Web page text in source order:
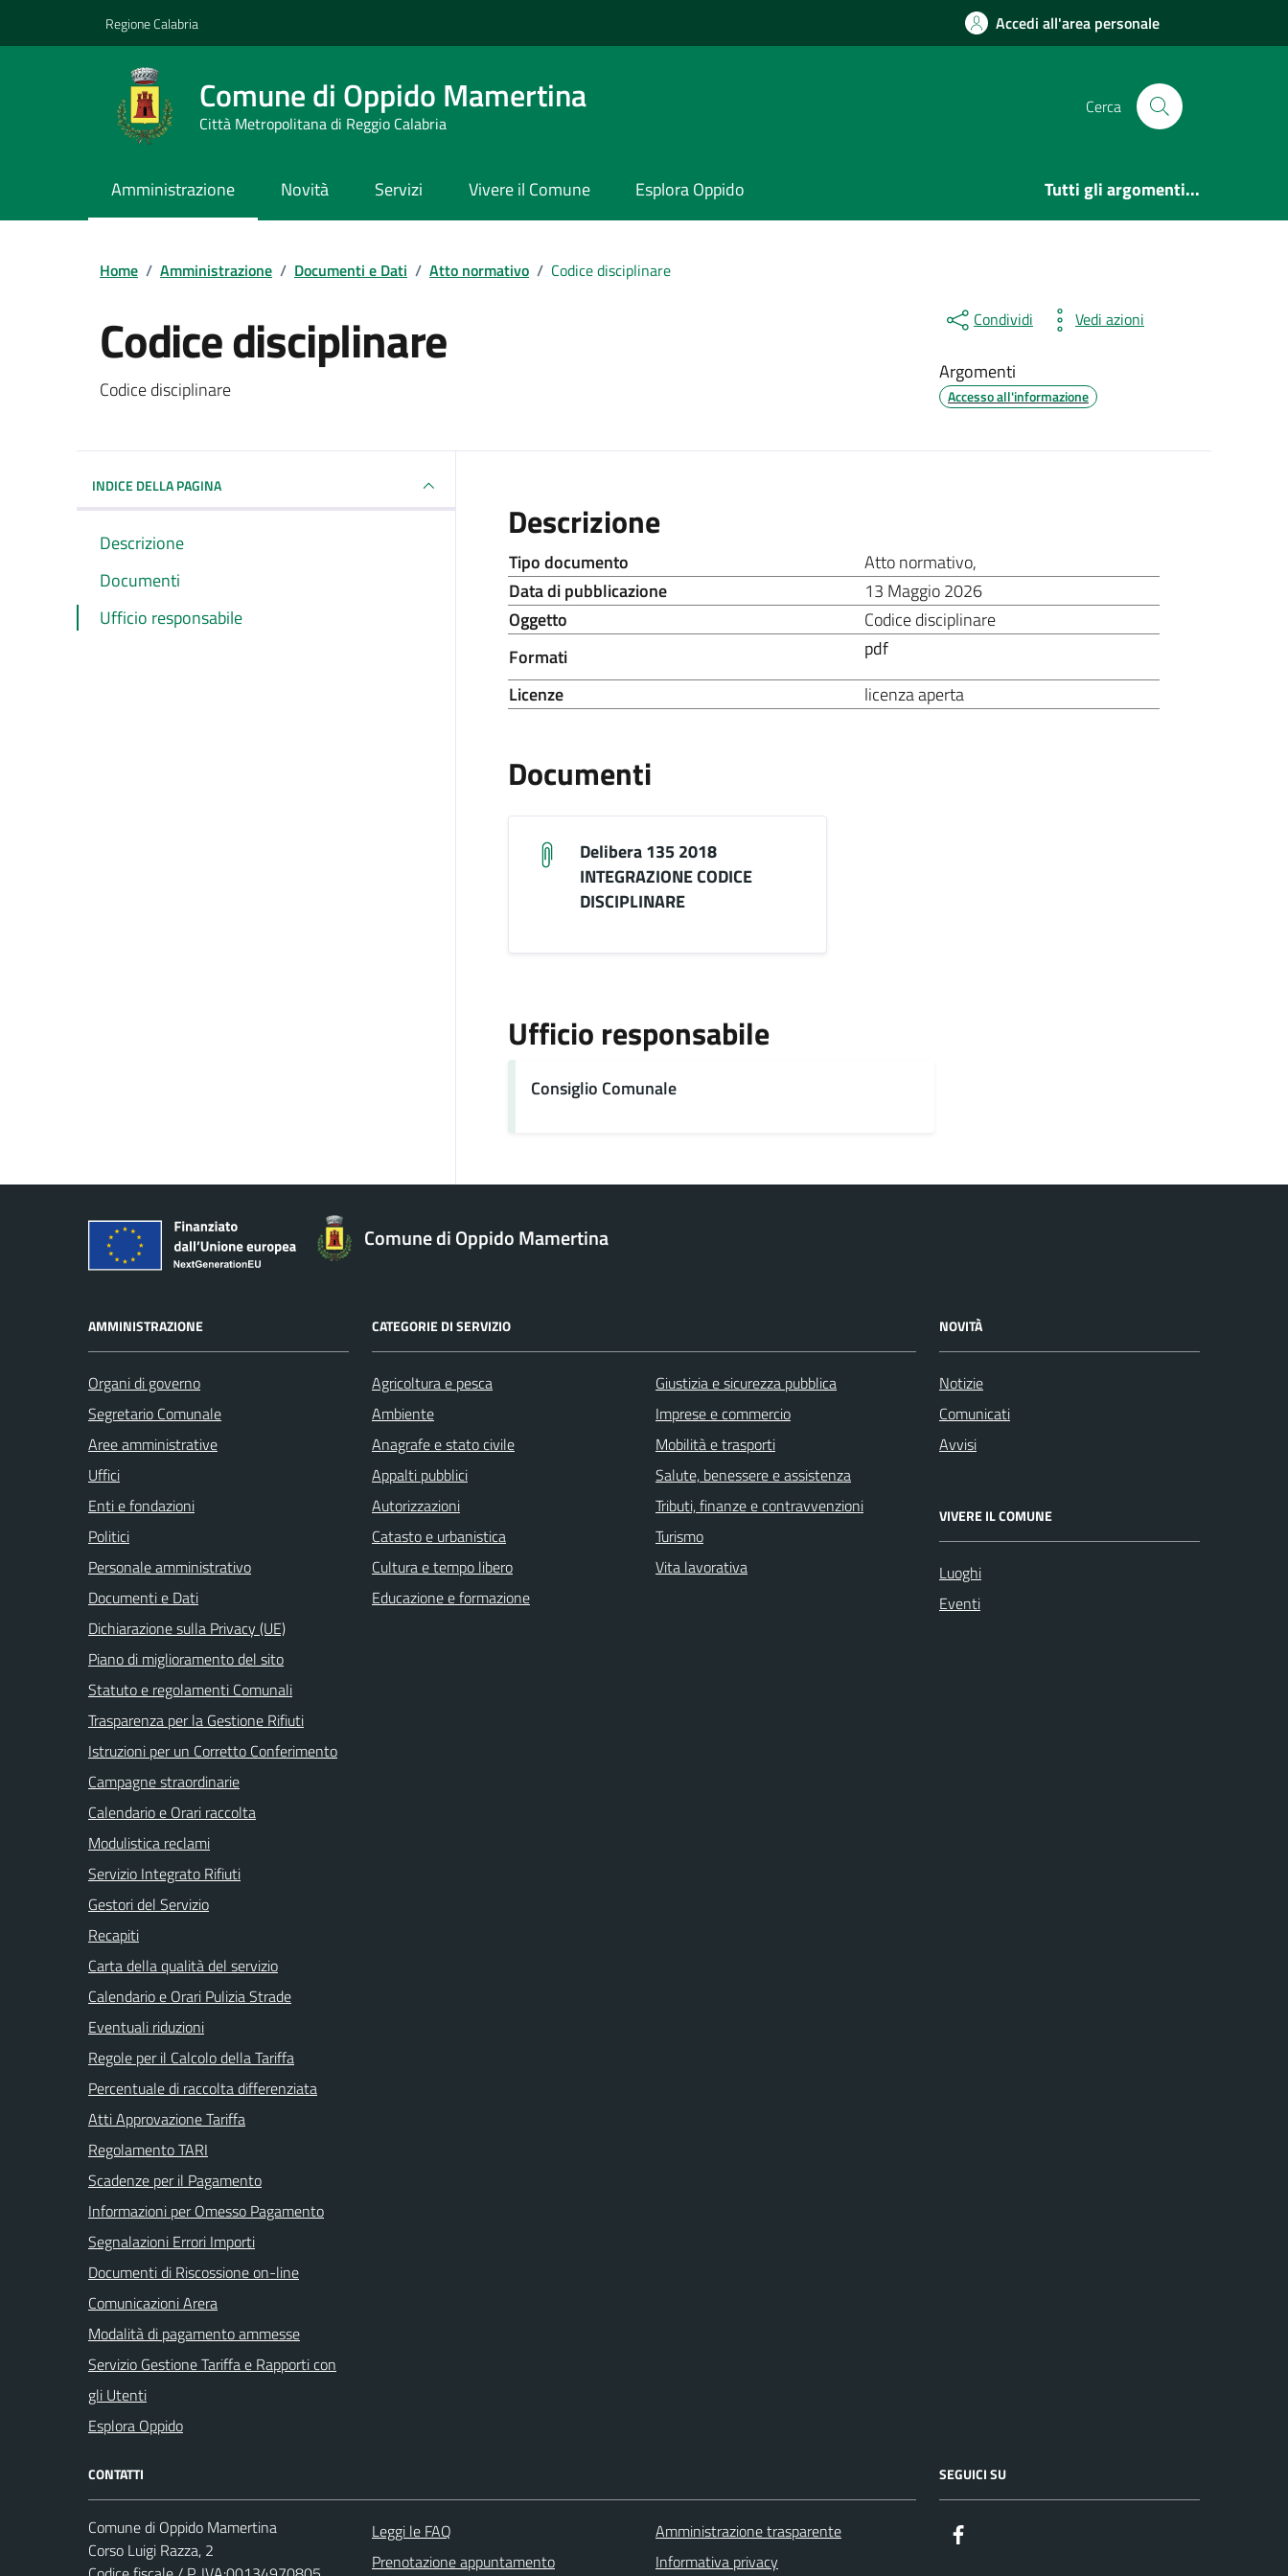
Regione Calabria Accedi all'area personale
Comune di Oppido Mamertina
Città Metropolitana di Reggio Calabria
Cerca
Amministrazione Novità Servizi Vivere il Comune Esplora Oppido Tutti gli argomenti...
Home / Amministrazione / Documenti e Dati / Atto normativo / Codice disciplinare
Codice disciplinare
Dettagli del documento
Codice disciplinare
Condividi Vedi azioni
Argomenti
Accesso all'informazione
INDICE DELLA PAGINA
Descrizione
Documenti
Ufficio responsabile
Descrizione
Tipo documento Atto normativo,
Data di pubblicazione
13 Maggio 2026
Oggetto
Codice disciplinare
Formati
pdf
Licenze
licenza aperta
Documenti
Delibera 135 2018
INTEGRAZIONE CODICE
DISCIPLINARE
Ufficio responsabile
Consiglio Comunale
Comune di Oppido Mamertina
AMMINISTRAZIONE
Organi di governo
Segretario Comunale
Aree amministrative
Uffici
Enti e fondazioni
Politici
Personale amministrativo
Documenti e Dati
Dichiarazione sulla Privacy (UE)
Piano di miglioramento del sito
Statuto e regolamenti Comunali
Trasparenza per la Gestione Rifiuti
Istruzioni per un Corretto Conferimento
Campagne straordinarie
Calendario e Orari raccolta
Modulistica reclami
Servizio Integrato Rifiuti
Gestori del Servizio
Recapiti
Carta della qualità del servizio
Calendario e Orari Pulizia Strade
Eventuali riduzioni
Regole per il Calcolo della Tariffa
Percentuale di raccolta differenziata
Atti Approvazione Tariffa
Regolamento TARI
Scadenze per il Pagamento
Informazioni per Omesso Pagamento
Segnalazioni Errori Importi
Documenti di Riscossione on-line
Comunicazioni Arera
Modalità di pagamento ammesse
Servizio Gestione Tariffa e Rapporti con
gli Utenti
Esplora Oppido
CATEGORIE DI SERVIZIO
Agricoltura e pesca
Ambiente
Anagrafe e stato civile
Appalti pubblici
Autorizzazioni
Catasto e urbanistica
Cultura e tempo libero
Educazione e formazione
Giustizia e sicurezza pubblica
Imprese e commercio
Mobilità e trasporti
Salute, benessere e assistenza
Tributi, finanze e contravvenzioni
Turismo
Vita lavorativa
NOVITÀ
Notizie
Comunicati
Avvisi
VIVERE IL COMUNE
Luoghi
Eventi
CONTATTI
Comune di Oppido Mamertina
Corso Luigi Razza, 2
Leggi le FAQ
Prenotazione appuntamento
Amministrazione trasparente
Informativa privacy
SEGUICI SU